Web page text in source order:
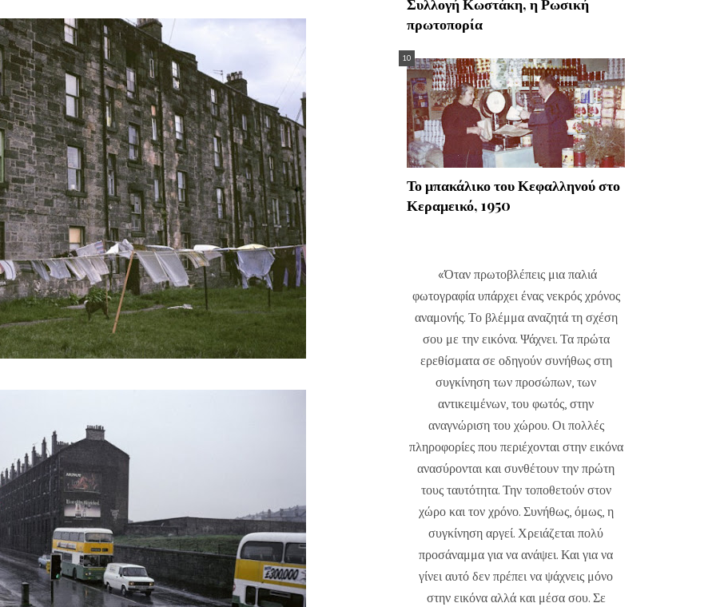
Συλλογή Κωστάκη, η Ρωσική
πρωτοπορία
Το μπακάλικο του Κεφαλληνού στο
Κεραμεικό, 1950
«Όταν πρωτοβλέπεις μια παλιά
φωτογραφία υπάρχει ένας νεκρός χρόνος
αναμονής. Το βλέμμα αναζητά τη σχέση
σου με την εικόνα. Ψάχνει. Τα πρώτα
ερεθίσματα σε οδηγούν συνήθως στη
συγκίνηση των προσώπων, των
αντικειμένων, του φωτός, στην
αναγνώριση του χώρου. Οι πολλές
πληροφορίες που περιέχονται στην εικόνα
ανασύρονται και συνθέτουν την πρώτη
τους ταυτότητα. Την τοποθετούν στον
χώρο και τον χρόνο. Συνήθως, όμως, η
συγκίνηση αργεί. Χρειάζεται πολύ
προσάναμμα για να ανάψει. Και για να
γίνει αυτό δεν πρέπει να ψάχνεις μόνο
στην εικόνα αλλά και μέσα σου. Σε